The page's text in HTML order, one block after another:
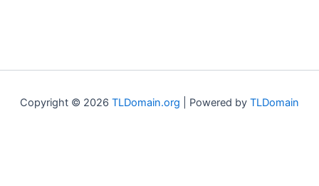
Copyright © 2026 TLDomain.org | Powered by TLDomain